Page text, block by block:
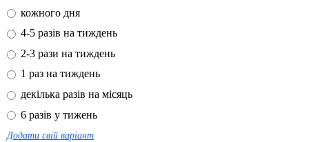
кожного дня
4-5 разів на тиждень
2-3 рази на тиждень
1 раз на тиждень
декілька разів на місяць
6 разів у тижень
Додати свій варіант